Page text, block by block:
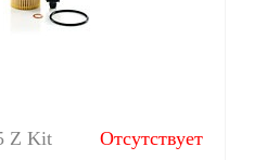
Z Kit
Отсутствует